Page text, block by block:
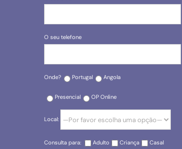
O seu telefone
Onde? Portugal Angola
Presencial OP Online
Local:
Consulta para: Adulto Criança Casal